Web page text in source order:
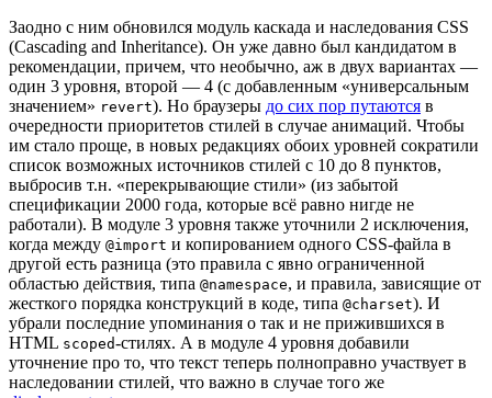
Заодно с ним обновился модуль каскада и наследования CSS
(Cascading and Inheritance). Он уже давно был кандидатом в
рекомендации, причем, что необычно, аж в двух вариантах —
один 3 уровня, второй — 4 (c добавленным «универсальным
значением» revert). Но браузеры до сих пор путаются в
очередности приоритетов стилей в случае анимаций. Чтобы
им стало проще, в новых редакциях обоих уровней сократили
список возможных источников стилей с 10 до 8 пунктов,
выбросив т.н. «перекрывающие стили» (из забытой
спецификации 2000 года, которые всё равно нигде не
работали). В модуле 3 уровня также уточнили 2 исключения,
когда между @import и копированием одного CSS-файла в
другой есть разница (это правила с явно ограниченной
областью действия, типа @namespace, и правила, зависящие от
жесткого порядка конструкций в коде, типа @charset). И
убрали последние упоминания о так и не прижившихся в
HTML scoped-стилях. А в модуле 4 уровня добавили
уточнение про то, что текст теперь полноправно участвует в
наследовании стилей, что важно в случае того же